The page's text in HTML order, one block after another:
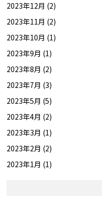
2023年12月 (2)
2023年11月 (2)
2023年10月 (1)
2023年9月 (1)
2023年8月 (2)
2023年7月 (3)
2023年5月 (5)
2023年4月 (2)
2023年3月 (1)
2023年2月 (2)
2023年1月 (1)